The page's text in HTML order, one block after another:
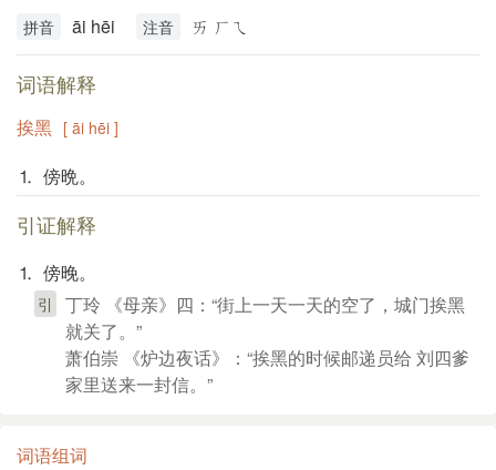
拼音 āi hēi 注音 ㄞ ㄏㄟ
词语解释
挨黑 [ āi hēi ]
⒈ 傍晩。
引证解释
⒈ 傍晚。
引
丁玲 《母亲》四：“街上一天一天的空了，城门挨黑
就关了。”
萧伯崇 《炉边夜话》：“挨黑的时候邮递员给 刘四爹
家里送来一封信。”
词语组词